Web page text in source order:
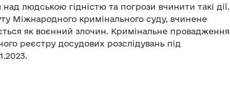
людською гідністю та погрози вчинити такі дії.
Міжнародного кримінального суду, вчинене
як воєнний злочин. Кримінальне провадження
реєстру досудових розслідувань під